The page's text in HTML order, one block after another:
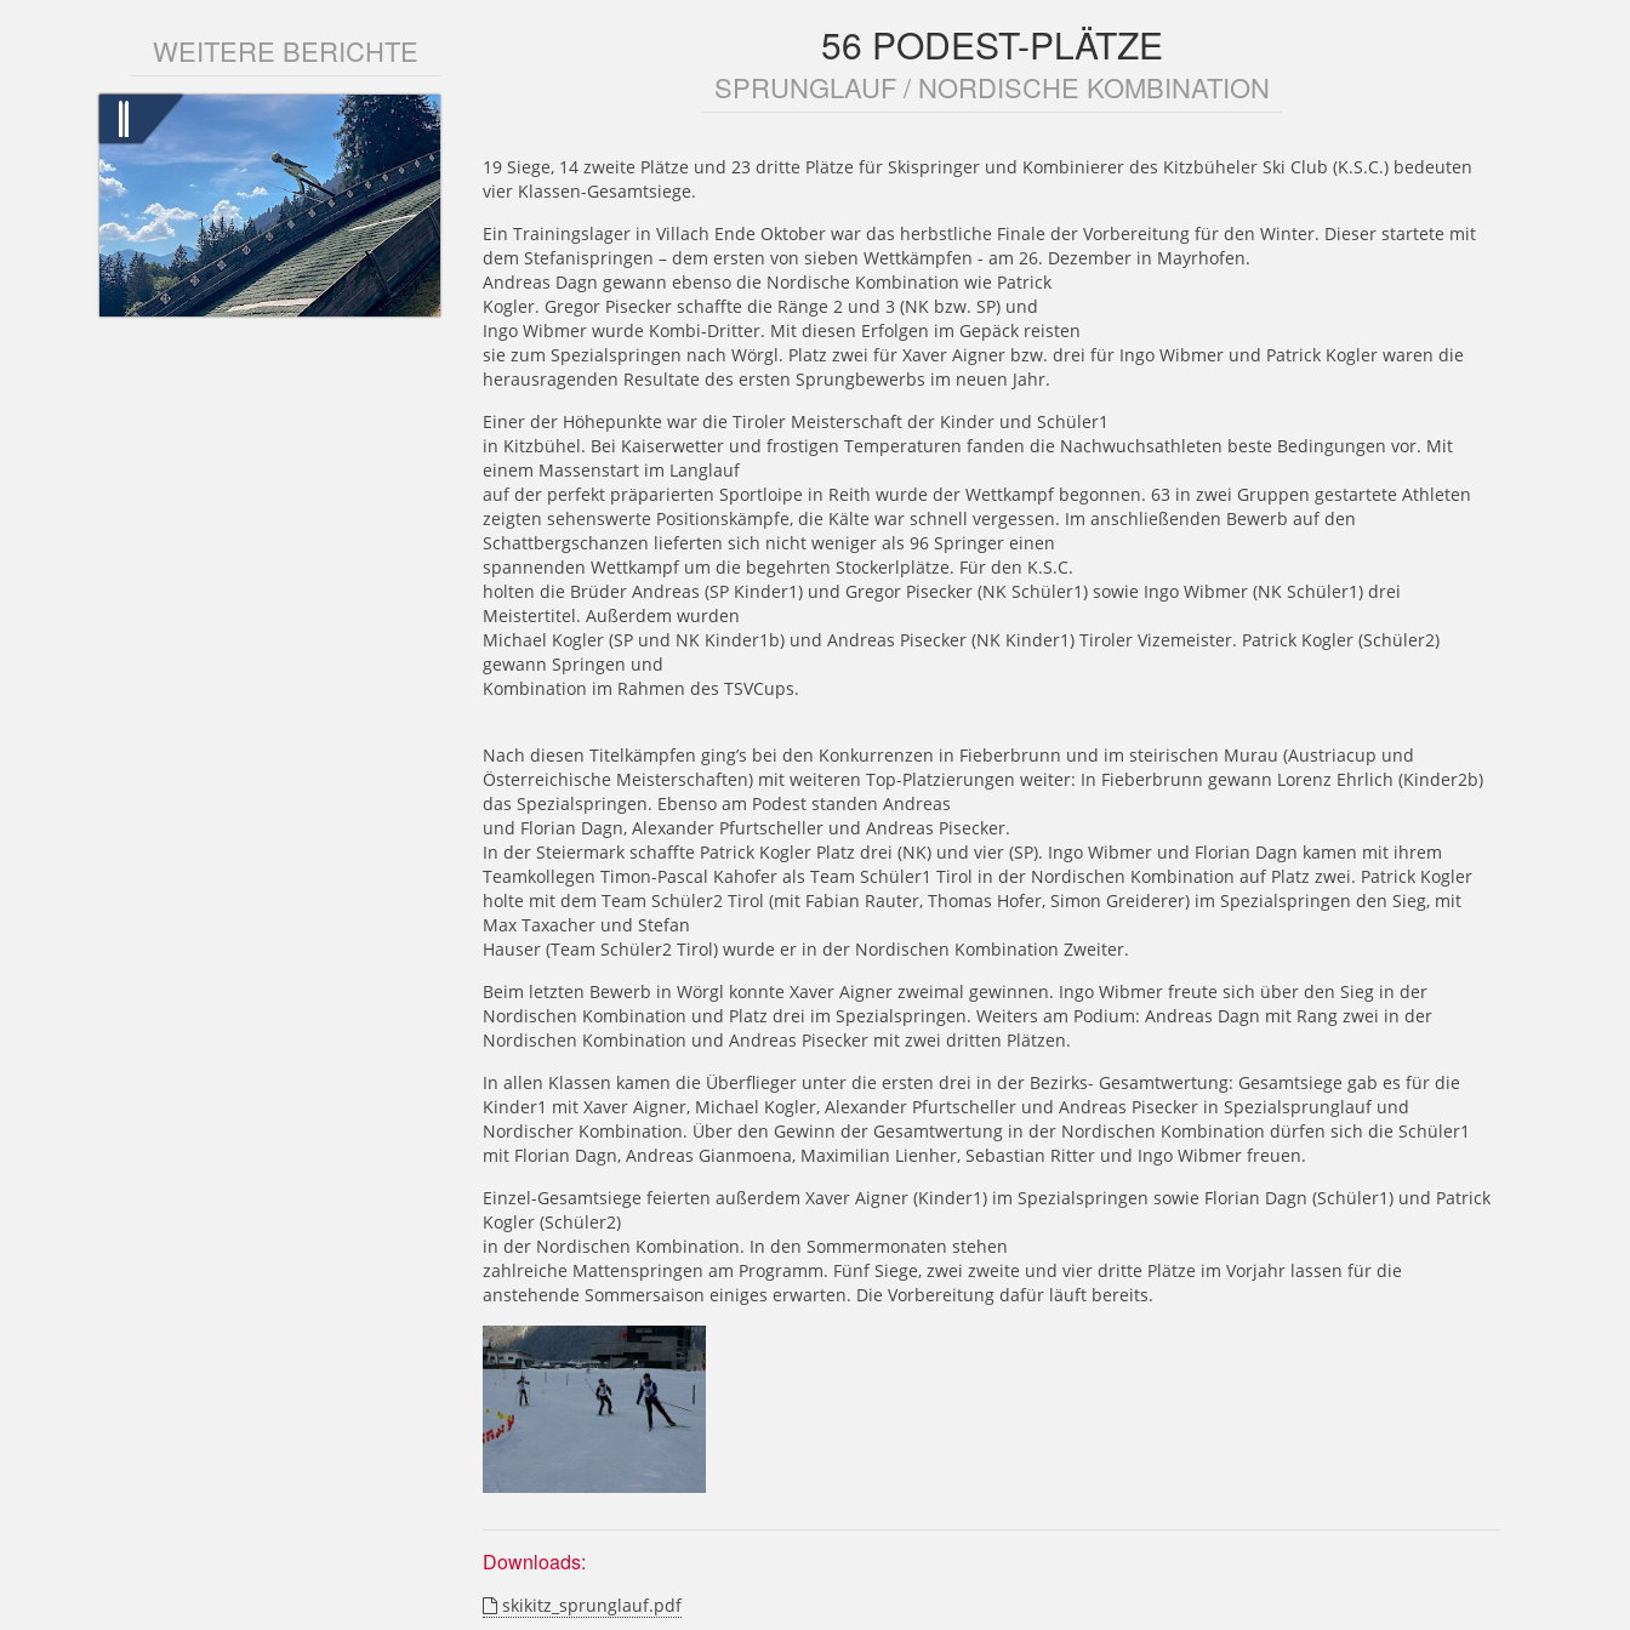
56 PODEST-PLÄTZE
SPRUNGLAUF / NORDISCHE KOMBINATION
19 Siege, 14 zweite Plätze und 23 dritte Plätze für Skispringer und Kombinierer des Kitzbüheler Ski Club (K.S.C.) bedeuten
vier Klassen-Gesamtsiege.
Ein Trainingslager in Villach Ende Oktober war das herbstliche Finale der Vorbereitung für den Winter. Dieser startete mit
dem Stefanispringen – dem ersten von sieben Wettkämpfen - am 26. Dezember in Mayrhofen.
Andreas Dagn gewann ebenso die Nordische Kombination wie Patrick
Kogler. Gregor Pisecker schaffte die Ränge 2 und 3 (NK bzw. SP) und
Ingo Wibmer wurde Kombi-Dritter. Mit diesen Erfolgen im Gepäck reisten
sie zum Spezialspringen nach Wörgl. Platz zwei für Xaver Aigner bzw. drei für Ingo Wibmer und Patrick Kogler waren die
herausragenden Resultate des ersten Sprungbewerbs im neuen Jahr.
Einer der Höhepunkte war die Tiroler Meisterschaft der Kinder und Schüler1
in Kitzbühel. Bei Kaiserwetter und frostigen Temperaturen fanden die Nachwuchsathleten beste Bedingungen vor. Mit
einem Massenstart im Langlauf
auf der perfekt präparierten Sportloipe in Reith wurde der Wettkampf begonnen. 63 in zwei Gruppen gestartete Athleten
zeigten sehenswerte Positionskämpfe, die Kälte war schnell vergessen. Im anschließenden Bewerb auf den
Schattbergschanzen lieferten sich nicht weniger als 96 Springer einen
spannenden Wettkampf um die begehrten Stockerlplätze. Für den K.S.C.
holten die Brüder Andreas (SP Kinder1) und Gregor Pisecker (NK Schüler1) sowie Ingo Wibmer (NK Schüler1) drei
Meistertitel. Außerdem wurden
Michael Kogler (SP und NK Kinder1b) und Andreas Pisecker (NK Kinder1) Tiroler Vizemeister. Patrick Kogler (Schüler2)
gewann Springen und
Kombination im Rahmen des TSVCups.
Nach diesen Titelkämpfen ging’s bei den Konkurrenzen in Fieberbrunn und im steirischen Murau (Austriacup und
Österreichische Meisterschaften) mit weiteren Top-Platzierungen weiter: In Fieberbrunn gewann Lorenz Ehrlich (Kinder2b)
das Spezialspringen. Ebenso am Podest standen Andreas
und Florian Dagn, Alexander Pfurtscheller und Andreas Pisecker.
In der Steiermark schaffte Patrick Kogler Platz drei (NK) und vier (SP). Ingo Wibmer und Florian Dagn kamen mit ihrem
Teamkollegen Timon-Pascal Kahofer als Team Schüler1 Tirol in der Nordischen Kombination auf Platz zwei. Patrick Kogler
holte mit dem Team Schüler2 Tirol (mit Fabian Rauter, Thomas Hofer, Simon Greiderer) im Spezialspringen den Sieg, mit
Max Taxacher und Stefan
Hauser (Team Schüler2 Tirol) wurde er in der Nordischen Kombination Zweiter.
Beim letzten Bewerb in Wörgl konnte Xaver Aigner zweimal gewinnen. Ingo Wibmer freute sich über den Sieg in der
Nordischen Kombination und Platz drei im Spezialspringen. Weiters am Podium: Andreas Dagn mit Rang zwei in der
Nordischen Kombination und Andreas Pisecker mit zwei dritten Plätzen.
In allen Klassen kamen die Überflieger unter die ersten drei in der Bezirks- Gesamtwertung: Gesamtsiege gab es für die
Kinder1 mit Xaver Aigner, Michael Kogler, Alexander Pfurtscheller und Andreas Pisecker in Spezialsprunglauf und
Nordischer Kombination. Über den Gewinn der Gesamtwertung in der Nordischen Kombination dürfen sich die Schüler1
mit Florian Dagn, Andreas Gianmoena, Maximilian Lienher, Sebastian Ritter und Ingo Wibmer freuen.
Einzel-Gesamtsiege feierten außerdem Xaver Aigner (Kinder1) im Spezialspringen sowie Florian Dagn (Schüler1) und Patrick
Kogler (Schüler2)
in der Nordischen Kombination. In den Sommermonaten stehen
zahlreiche Mattenspringen am Programm. Fünf Siege, zwei zweite und vier dritte Plätze im Vorjahr lassen für die
anstehende Sommersaison einiges erwarten. Die Vorbereitung dafür läuft bereits.
Downloads:
skikitz_sprunglauf.pdf
WEITERE BERICHTE